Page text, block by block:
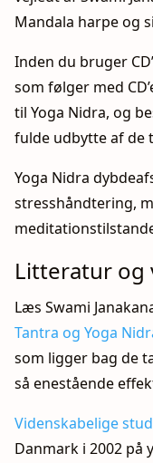
Mandala harpe og
Inden du bruger
som følger med
til Yoga Nidra, og
fulde udbytte af de
Yoga Nidra
stresshåndtering,
Litteratur og
Læs Swami
Tantra og Yoga
som ligger bag de
så enestående
Videnskabelige
Danmark i 2002 på